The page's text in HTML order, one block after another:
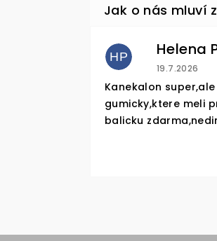
HP
19.7.2026
Kanekalon super,ale
gumicky,ktere meli
balicku